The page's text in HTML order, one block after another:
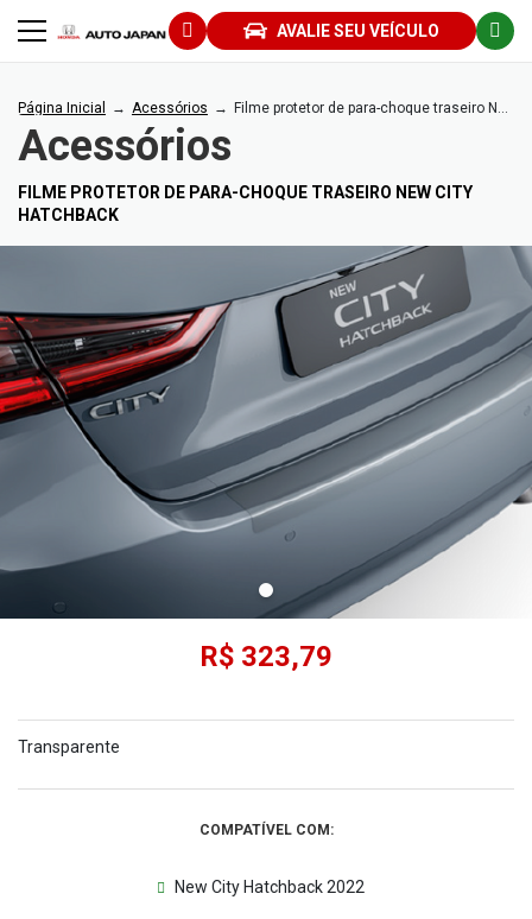
AVALIE SEU VEÍCULO
Página Inicial Acessórios Filme protetor de para-choque traseiro New City HATCHBACK
Acessórios
FILME PROTETOR DE PARA-CHOQUE TRASEIRO NEW CITY
HATCHBACK
R$ 323,79
Transparente
COMPATÍVEL COM:
New City Hatchback 2022